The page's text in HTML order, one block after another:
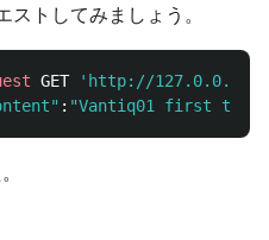
トしてみましょう。
GET
'http://
: "Vantiq01 first